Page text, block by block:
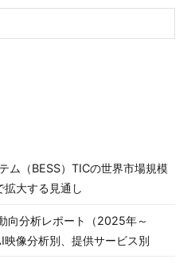
ム（BESS）TICの世界市場規模
大する見通し
向分析レポート（2025年～
像分析別、提供サービス別